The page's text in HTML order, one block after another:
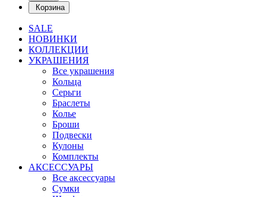
Корзина
SALE
НОВИНКИ
КОЛЛЕКЦИИ
УКРАШЕНИЯ
Все украшения
Кольца
Серьги
Браслеты
Колье
Броши
Подвески
Кулоны
Комплекты
АКСЕССУАРЫ
Все аксессуары
Сумки